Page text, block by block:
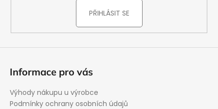
PŘIHLÁSIT SE
Informace pro vás
Výhody nákupu u výrobce
Podmínky ochrany osobních údajů